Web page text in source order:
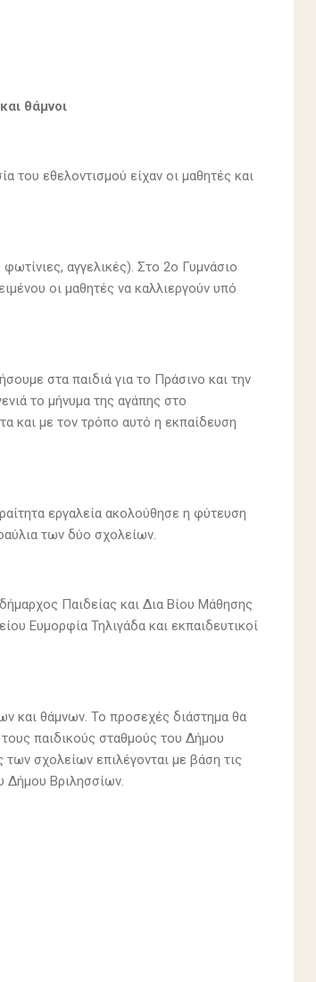
θάμνοι
του εθελοντισμού είχαν οι μαθητές και
αγγελικές). Στο 2ο Γυμνάσιο
οι μαθητές να καλλιεργούν υπό
στα παιδιά για το Πράσινο και την
το μήνυμα της αγάπης στο
και με τον τρόπο αυτό η εκπαίδευση
εργαλεία ακολούθησε η φύτευση
των δύο σχολείων.
Παιδείας και Δια Βίου Μάθησης
Ευμορφία Τηλιγάδα και εκπαιδευτικοί
και θάμνων. Το προσεχές διάστημα θα
παιδικούς σταθμούς του Δήμου
σχολείων επιλέγονται με βάση τις
Δήμου Βριλησσίων.